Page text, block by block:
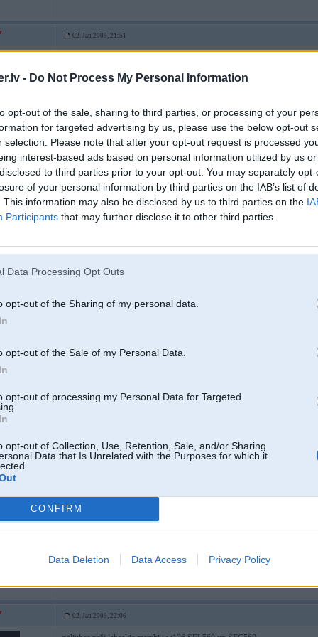
- Do Not Process My Personal Information
opt-out of the sale, sharing to third parties, or processing of your
for targeted advertising by us, please use the below opt-out
selection. Please note that after your opt-out request is processed
interest-based ads based on personal information utilized by us
to third parties prior to your opt-out. You may separately
of your personal information by third parties on the IAB’s list of
This information may also be disclosed by us to third parties on the
Participants that may further disclose it to other third parties.
Data Processing Opt Outs
opt-out of the Sharing of my personal data.
opt-out of the Sale of my Personal Data.
opt-out of processing my Personal Data for Targeted
opt-out of Collection, Use, Retention, Sale, and/or Sharing
Data that Is Unrelated with the Purposes for which it
CONFIRM
Data Deletion Data Access Privacy Policy
02. Jan 2009, 21:51
bishu miiziens ta uz dulo uzreiz mainiit gribas dzirdeet par un pret
HZ 3 un CP
pec 91` w124 ir labs. Bet man patik tris modeli cabrio, kupeja un protams
02. Jan 2009, 21:56
Par cik tu saki ka tev e34 viss ir savests kaartiibaa, tad neko nedomaa un
02. Jan 2009, 22:06